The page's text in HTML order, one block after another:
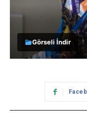
Görseli İndir